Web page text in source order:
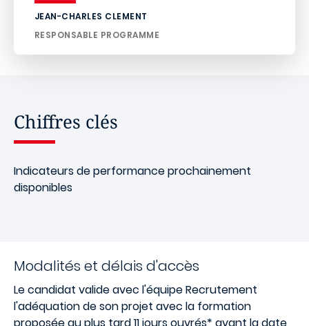
JEAN-CHARLES CLEMENT
RESPONSABLE PROGRAMME
Chiffres clés
Indicateurs de performance prochainement
disponibles
Modalités et délais d'accès
Le candidat valide avec l'équipe Recrutement
l'adéquation de son projet avec la formation